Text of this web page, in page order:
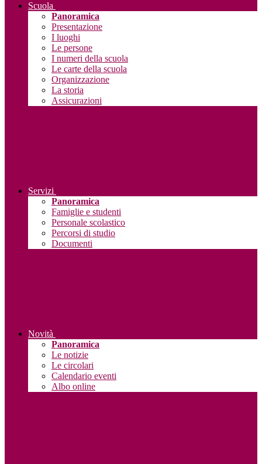
Scuola
Panoramica
Presentazione
I luoghi
Le persone
I numeri della scuola
Le carte della scuola
Organizzazione
La storia
Assicurazioni
Servizi
Panoramica
Famiglie e studenti
Personale scolastico
Percorsi di studio
Documenti
Novità
Panoramica
Le notizie
Le circolari
Calendario eventi
Albo online